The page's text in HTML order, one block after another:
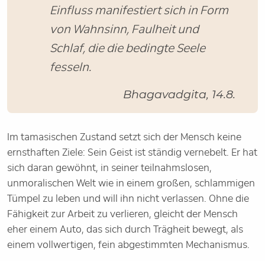
Einfluss manifestiert sich in Form
von Wahnsinn, Faulheit und
Schlaf, die die bedingte Seele
fesseln.
Bhagavadgita, 14.8.
Im tamasischen Zustand setzt sich der Mensch keine
ernsthaften Ziele: Sein Geist ist ständig vernebelt. Er hat
sich daran gewöhnt, in seiner teilnahmslosen,
unmoralischen Welt wie in einem großen, schlammigen
Tümpel zu leben und will ihn nicht verlassen. Ohne die
Fähigkeit zur Arbeit zu verlieren, gleicht der Mensch
eher einem Auto, das sich durch Trägheit bewegt, als
einem vollwertigen, fein abgestimmten Mechanismus.